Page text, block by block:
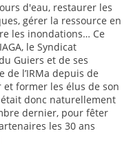
d'eau, restaurer les
gérer la ressource en
les inondations… Ce
le Syndicat
Guiers et de ses
l’IRMa depuis de
former les élus de son
était donc naturellement
dernier, pour fêter
les 30 ans